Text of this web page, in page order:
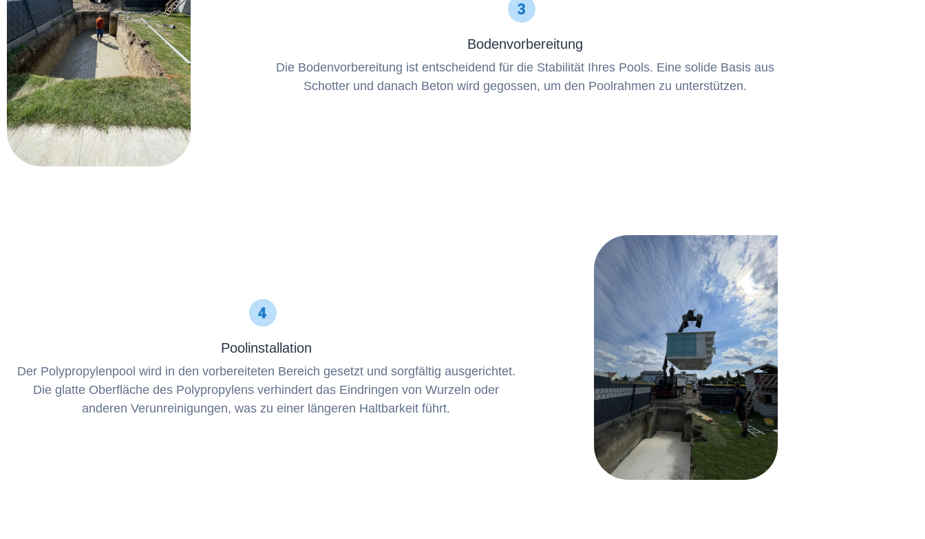
Bodenvorbereitung
Die Bodenvorbereitung ist entscheidend für die Stabilität Ihres Pools. Eine solide Basis aus
Schotter und danach Beton wird gegossen, um den Poolrahmen zu unterstützen.
Poolinstallation
Der Polypropylenpool wird in den vorbereiteten Bereich gesetzt und sorgfältig ausgerichtet.
Die glatte Oberfläche des Polypropylens verhindert das Eindringen von Wurzeln oder
anderen Verunreinigungen, was zu einer längeren Haltbarkeit führt.